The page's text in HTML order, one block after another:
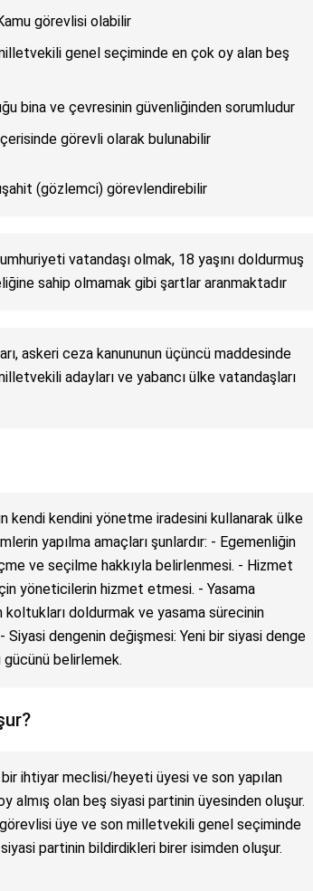
görevlisi olabilir
genel seçiminde en çok oy alan beş
bina ve çevresinin güvenliğinden sorumludur
görevli olarak bulunabilir
(gözlemci) görevlendirebilir
vatandaşı olmak, 18 yaşını doldurmuş
sahip olmamak gibi şartlar aranmaktadır
askeri ceza kanununun üçüncü maddesinde
adayları ve yabancı ülke vatandaşları
kendi kendini yönetme iradesini kullanarak ülke
yapılma amaçları şunlardır: - Egemenliğin
ve seçilme hakkıyla belirlenmesi. - Hizmet
yöneticilerin hizmet etmesi. - Yasama
koltukları doldurmak ve yasama sürecinin
dengenin değişmesi: Yeni bir siyasi denge
belirlemek.
ihtiyar meclisi/heyeti üyesi ve son yapılan
almış olan beş siyasi partinin üyesinden oluşur.
görevlisi üye ve son milletvekili genel seçiminde
partinin bildirdikleri birer isimden oluşur.